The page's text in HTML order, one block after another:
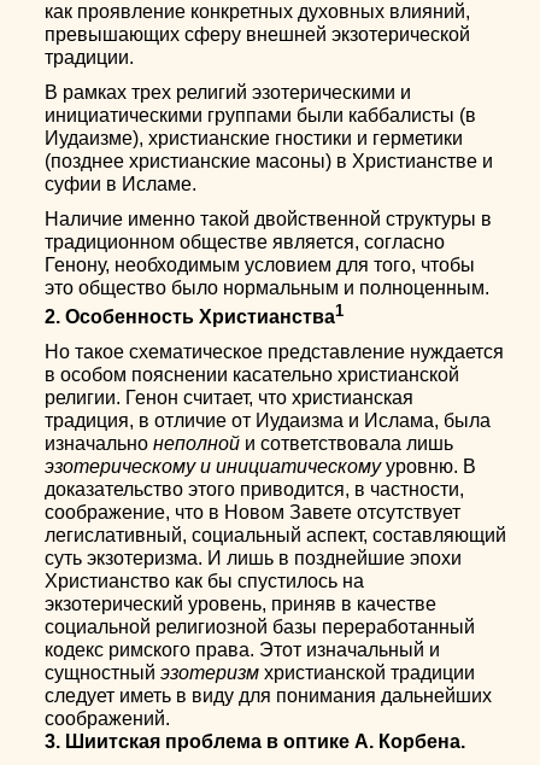
как проявление конкретных духовных влияний,
превышающих сферу внешней экзотерической
традиции.
В рамках трех религий эзотерическими и
инициатическими группами были каббалисты (в
Иудаизме), христианские гностики и герметики
(позднее христианские масоны) в Христианстве и
суфии в Исламе.
Наличие именно такой двойственной структуры в
традиционном обществе является, согласно
Генону, необходимым условием для того, чтобы
это общество было нормальным и полноценным.
2. Особенность Христианства1
Но такое схематическое представление нуждается
в особом пояснении касательно христианской
религии. Генон считает, что христианская
традиция, в отличие от Иудаизма и Ислама, была
изначальнонеполной и сответствовала лишь
эзотерическому и инициатическомууровню. В
доказательство этого приводится, в частности,
соображение, что в Новом Завете отсутствует
легислативный, социальный аспект, составляющий
суть экзотеризма. И лишь в позднейшие эпохи
Христианство как бы спустилось на
экзотерический уровень, приняв в качестве
социальной религиозной базы переработанный
кодекс римского права. Этот изначальный и
сущностныйэзотеризм христианской традиции
следует иметь в виду для понимания дальнейших
соображений.
3. Шиитская проблема в оптике А. Корбена.